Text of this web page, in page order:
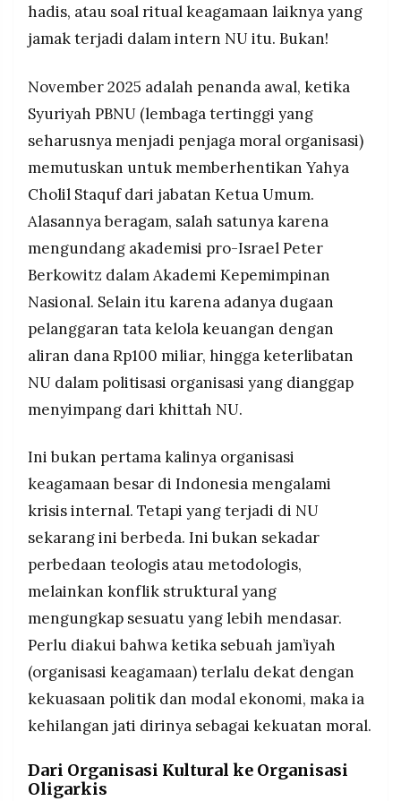
hadis, atau soal ritual keagamaan laiknya yang
jamak terjadi dalam intern NU itu. Bukan!
November 2025 adalah penanda awal, ketika
Syuriyah PBNU (lembaga tertinggi yang
seharusnya menjadi penjaga moral organisasi)
memutuskan untuk memberhentikan Yahya
Cholil Staquf dari jabatan Ketua Umum.
Alasannya beragam, salah satunya karena
mengundang akademisi pro-Israel Peter
Berkowitz dalam Akademi Kepemimpinan
Nasional. Selain itu karena adanya dugaan
pelanggaran tata kelola keuangan dengan
aliran dana Rp100 miliar, hingga keterlibatan
NU dalam politisasi organisasi yang dianggap
menyimpang dari khittah NU.
Ini bukan pertama kalinya organisasi
keagamaan besar di Indonesia mengalami
krisis internal. Tetapi yang terjadi di NU
sekarang ini berbeda. Ini bukan sekadar
perbedaan teologis atau metodologis,
melainkan konflik struktural yang
mengungkap sesuatu yang lebih mendasar.
Perlu diakui bahwa ketika sebuah jam’iyah
(organisasi keagamaan) terlalu dekat dengan
kekuasaan politik dan modal ekonomi, maka ia
kehilangan jati dirinya sebagai kekuatan moral.
Dari Organisasi Kultural ke Organisasi
Oligarkis